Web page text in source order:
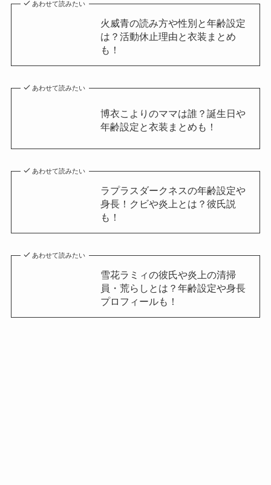
あわせて読みたい
火威青の読み方や性別と年齢設定
は？活動休止理由と衣装まとめ
も！
あわせて読みたい
博衣こよりのママは誰？誕生日や
年齢設定と衣装まとめも！
あわせて読みたい
ラプラスダークネスの年齢設定や
身長！クビや炎上とは？彼氏説
も！
あわせて読みたい
雪花ラミィの彼氏や炎上の清掃
員・荒らしとは？年齢設定や身長
プロフィールも！